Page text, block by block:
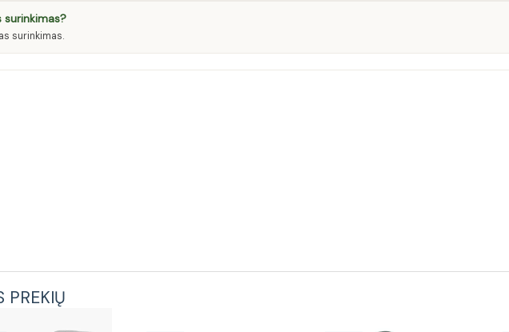
surinkimas?
surinkimas.
PREKIŲ